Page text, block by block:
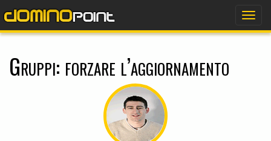
Gruppi: forzare l’aggiornamento